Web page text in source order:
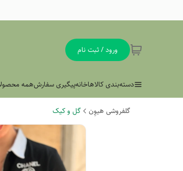
ورود / ثبت نام
دسته‌بندی کالاهاخانهپیگیری سفارشهمه
گلفروشی هیوِن گل و کیک